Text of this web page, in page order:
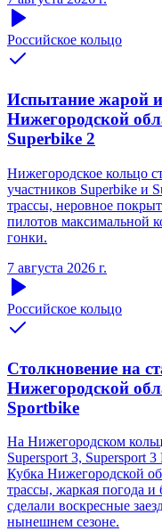
Российское кольцо
Испытание жарой
Нижегородской
Superbike 2
Нижегородское кольцо
участников Superbike и
трассы, неровное
пилотов максимальной
гонки.
7 августа 2026 г.
Российское кольцо
Столкновение на
Нижегородской
Sportbike
На Нижегородском
Supersport 3, Supersport
Кубка Нижегородской
трассы, жаркая погода и
сделали воскресные
нынешнем сезоне.